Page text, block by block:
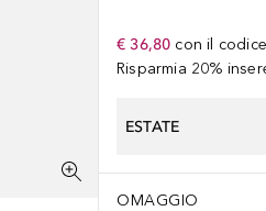
€ 36,80 con il codice
Risparmia 20%
ESTATE
OMAGGIO